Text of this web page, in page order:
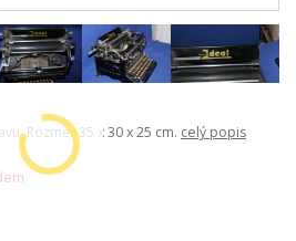
Rozměr 35 x 30 x 25 cm. celý popis